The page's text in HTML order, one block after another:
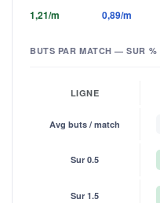
1,21/m
0,89/m
BUTS PAR MATCH — SUR %
LIGNE
Avg buts / match
Sur 0.5
Sur 1.5